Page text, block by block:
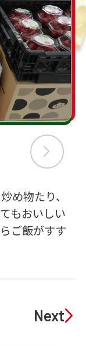
め物たり、
もおいしい
ご飯がすす
Next